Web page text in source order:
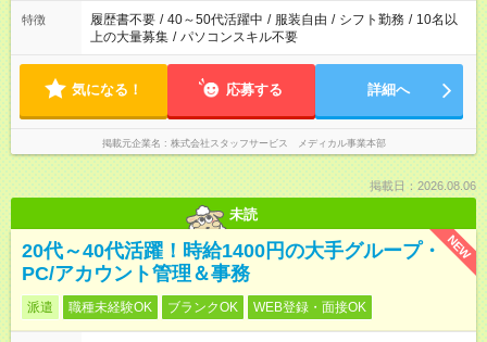
特徴 履歴書不要 / 40～50代活躍中 / 服装自由 / シフト勤務 / 10名以
上の大量募集 / パソコンスキル不要
気になる！ 応募する 詳細へ
掲載元企業名 株式会社スタッフサービス メディカル事業本部
掲載日：2026.08.06
未読
NEW
20代～40代活躍！時給1400円の大手グループ・
PC/アカウント管理＆事務
派遣 職種未経験OK ブランクOK WEB登録・面接OK